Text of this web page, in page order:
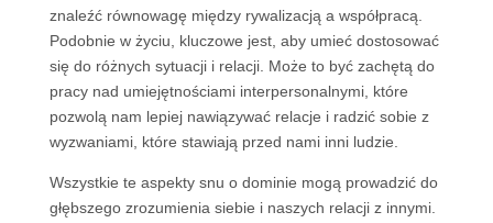
znaleźć równowagę między rywalizacją a współpracą.
Podobnie w życiu, kluczowe jest, aby umieć dostosować
się do różnych sytuacji i relacji. Może to być zachętą do
pracy nad umiejętnościami interpersonalnymi, które
pozwolą nam lepiej nawiązywać relacje i radzić sobie z
wyzwaniami, które stawiają przed nami inni ludzie.
Wszystkie te aspekty snu o dominie mogą prowadzić do
głębszego zrozumienia siebie i naszych relacji z innymi.